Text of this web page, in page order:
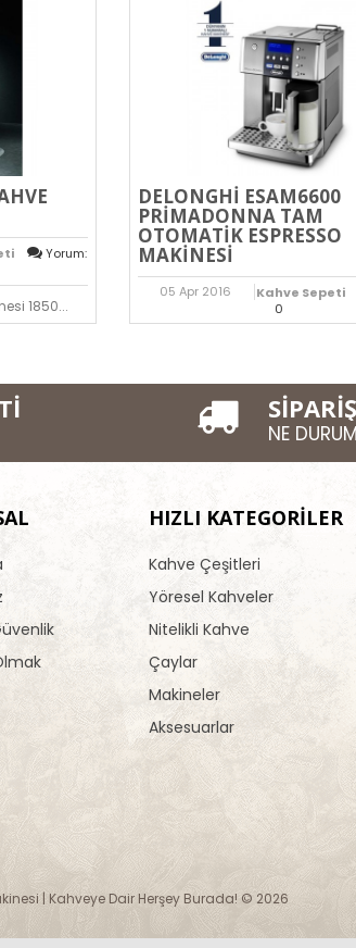
Yorum:
1850...
DELONGHI ESAM6600
PRIMADONNA TAM
OTOMATIK ESPRESSO
MAKINESI
05 Apr 2016 Kahve Sepeti
0
NE
HIZLI KATEGORİLER
Kahve Çeşitleri
Yöresel Kahveler
Nitelikli Kahve
Çaylar
Makineler
Aksesuarlar
| Kahveye Dair Herşey Burada! © 2026